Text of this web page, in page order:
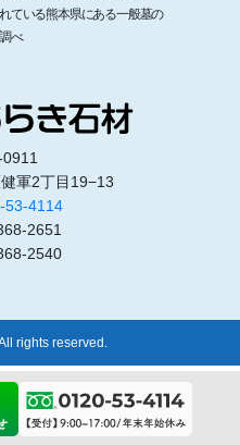
軍2丁目19−13
53-4114
2651
2540
ている熊本県にある一般墓の
べ
rights reserved.